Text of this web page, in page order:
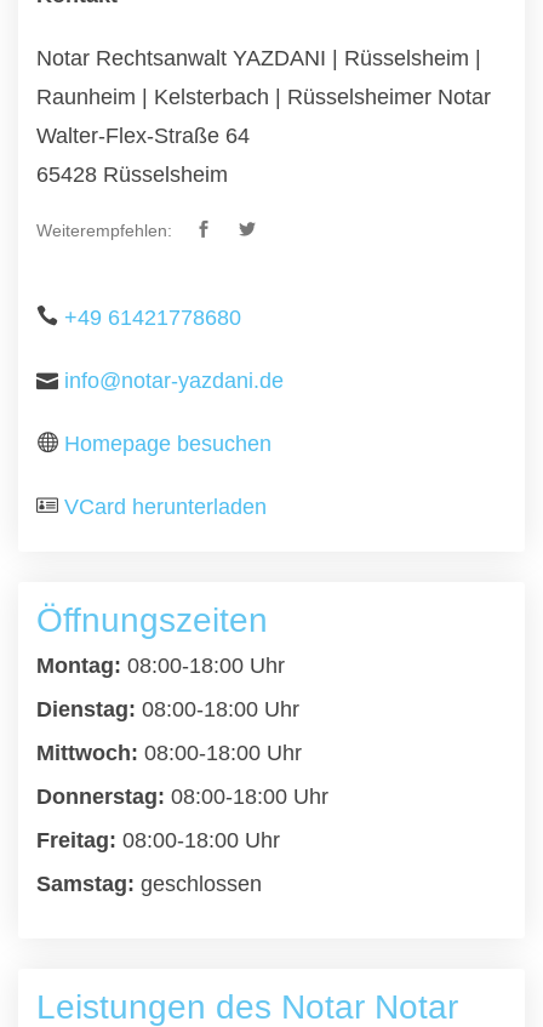
Notar Rechtsanwalt YAZDANI | Rüsselsheim |
Raunheim | Kelsterbach | Rüsselsheimer Notar
Walter-Flex-Straße 64
65428 Rüsselsheim
Weiterempfehlen:
+49 61421778680
info@notar-yazdani.de
Homepage besuchen
VCard herunterladen
Öffnungszeiten
Montag: 08:00-18:00 Uhr
Dienstag: 08:00-18:00 Uhr
Mittwoch: 08:00-18:00 Uhr
Donnerstag: 08:00-18:00 Uhr
Freitag: 08:00-18:00 Uhr
Samstag: geschlossen
Leistungen des Notar Notar